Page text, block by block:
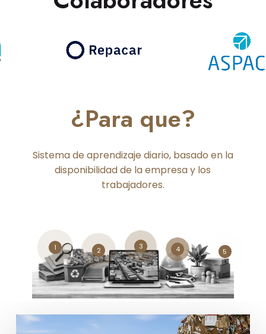
¿Para que?
Sistema de aprendizaje diario, basado en la
disponibilidad de la empresa y los
trabajadores.
1 2 3 4 5